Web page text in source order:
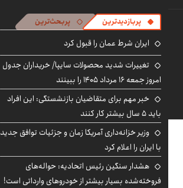
پربازدیدترین پربحث‌ترین
ایران شرط عمان را قبول کرد
تغییرات شدید محصولات سایپا/ خریداران جدول
امروز جمعه ۱۶ مرداد ۱۴۰۵ را ببینند
خبر مهم برای متقاضیان بازنشستگی: این افراد
باید ۵ سال بیشتر کار کنند
وزیر خزانه‌داری آمریکا زمان و جزئیات توافق جدید
با ایران را اعلام کرد
هشدار سنگین رئیس اتحادیه: حواله‌های
فروخته‌شده بسیار بیشتر از خودروهای وارداتی است!